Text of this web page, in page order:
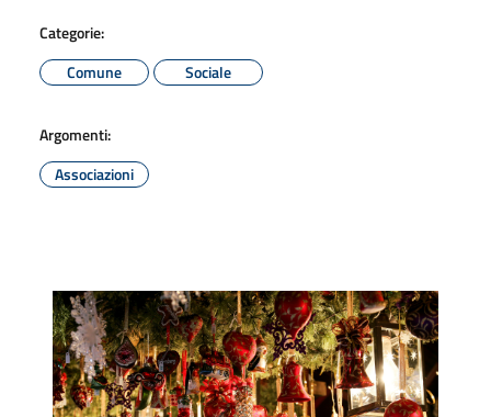
Categorie:
Comune
Sociale
Argomenti:
Associazioni